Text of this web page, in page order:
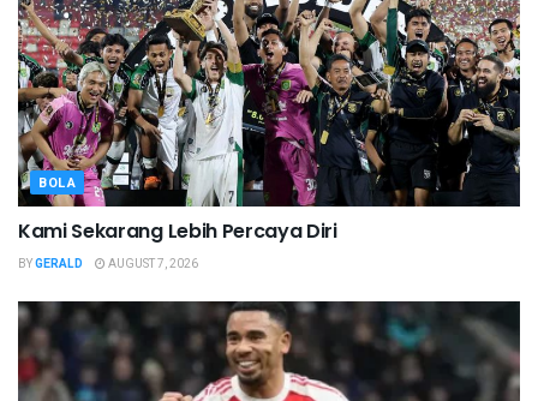
BOLA
Kami Sekarang Lebih Percaya Diri
BYGERALD AUGUST 7, 2026